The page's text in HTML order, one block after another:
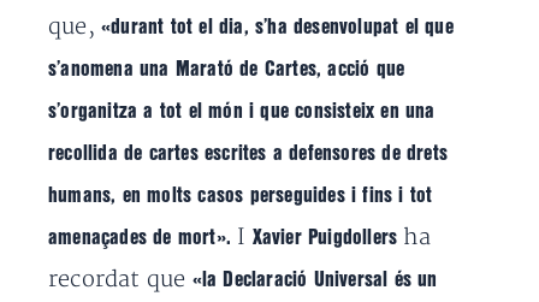
que, «durant tot el dia, s’ha desenvolupat el que
s’anomena una Marató de Cartes, acció que
s’organitza a tot el món i que consisteix en una
recollida de cartes escrites a defensores de drets
humans, en molts casos perseguides i fins i tot
amenaçades de mort». I Xavier Puigdollers ha
recordat que «la Declaració Universal és un